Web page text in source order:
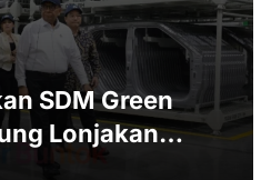
SDM Green
Lonjakan
Listrik